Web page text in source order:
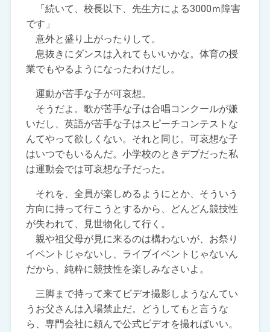
「続いて、校長以下、先生方による3000ｍ障害
です」
意外と盛り上がったりして。
息抜きにダンスは入れてもいいかな。体育の授
業でもやるようになったわけだし。
運動が苦手な子が可哀想。
そうだよ。歌が苦手な子は合唱コンクールが嫌
いだし、英語が苦手な子はスピーチコンテストな
んてやって欲しくない。それと同じ。可哀想な子
はいつでもいるんだ。小学校のときデブだった私
は運動会では可哀想な子だった。
それを、全員が楽しめるようにとか、そういう
方向に持って行こうとするから、どんどん競技性
が失われて、見世物化して行く。
親や祖父母が見に来るのは構わないが、お祭り
イベントじゃないし、ライブイベントじゃないん
だから、純粋に競技性を楽しみなさいよ。
三脚まで持って来てビデオ撮影しようなんてい
うお父さんは入場禁止だ。どうしてもと言うな
ら、専門会社に頼んで公式ビデオを撮ればいい。